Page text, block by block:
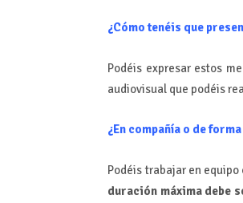
¿Cómo tenéis que
Podéis expresar estos
audiovisual que podéis
¿En compañía o de
Podéis trabajar en
duración máxima debe